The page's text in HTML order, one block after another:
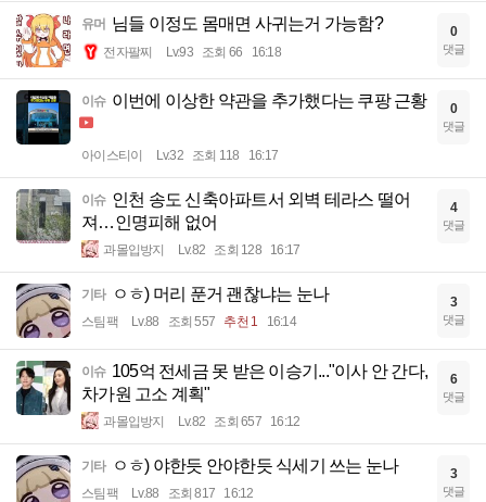
유머 님들 이정도 몸매면 사귀는거 가능함?
전자팔찌 Lv.93 조회 66 16:18
0
댓글
이슈 이번에 이상한 약관을 추가했다는 쿠팡 근황
아이스티이 Lv.32 조회 118 16:17
0
댓글
이슈 인천 송도 신축아파트서 외벽 테라스 떨어
져…인명피해 없어
과몰입방지 Lv.82 조회 128 16:17
4
댓글
기타 ㅇㅎ) 머리 푼거 괜찮냐는 눈나
스팀팩 Lv.88 조회 557 추천 1 16:14
3
댓글
이슈 105억 전세금 못 받은 이승기..."이사 안 간다,
차가원 고소 계획"
과몰입방지 Lv.82 조회 657 16:12
6
댓글
기타 ㅇㅎ) 야한듯 안야한듯 식세기 쓰는 눈나
스팀팩 Lv.88 조회 817 16:12
3
댓글